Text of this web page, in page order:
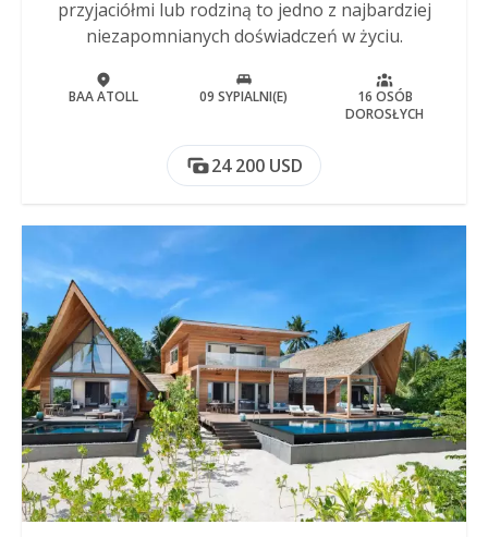
przyjaciółmi lub rodziną to jedno z najbardziej
niezapomnianych doświadczeń w życiu.
BAA ATOLL 09 SYPIALNI(E)
16 OSÓB
DOROSŁYCH
24 200 USD